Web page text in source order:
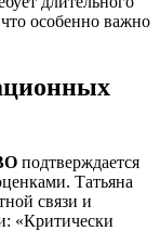
особенно важно
подтверждается
Татьяна
связи и
«Критически